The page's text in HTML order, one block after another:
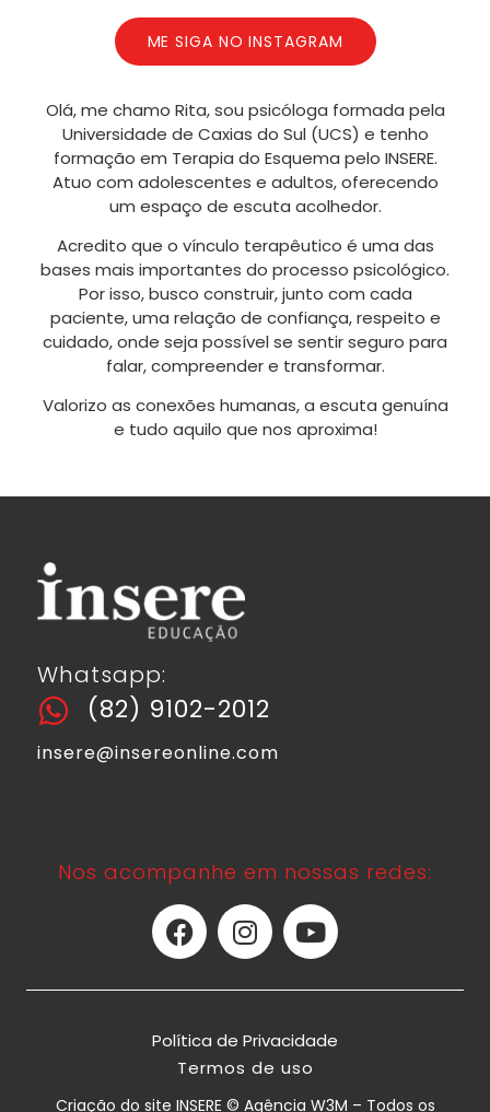
ME SIGA NO INSTAGRAM
Olá, me chamo Rita, sou psicóloga formada pela
Universidade de Caxias do Sul (UCS) e tenho
formação em Terapia do Esquema pelo INSERE.
Atuo com adolescentes e adultos, oferecendo
um espaço de escuta acolhedor.
Acredito que o vínculo terapêutico é uma das
bases mais importantes do processo psicológico.
Por isso, busco construir, junto com cada
paciente, uma relação de confiança, respeito e
cuidado, onde seja possível se sentir seguro para
falar, compreender e transformar.
Valorizo as conexões humanas, a escuta genuína
e tudo aquilo que nos aproxima!
Whatsapp:
(82) 9102-2012
insere@insereonline.com
Nos acompanhe em nossas redes:
Política de Privacidade
Termos de uso
Criação do site INSERE © Agência W3M – Todos os